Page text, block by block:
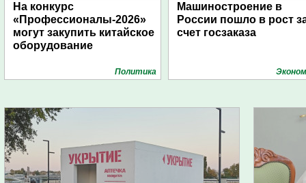
На конкурс
«Профессионалы-2026»
могут закупить китайское
оборудование
Политика
Машиностроение в
России пошло в рост
счет госзаказа